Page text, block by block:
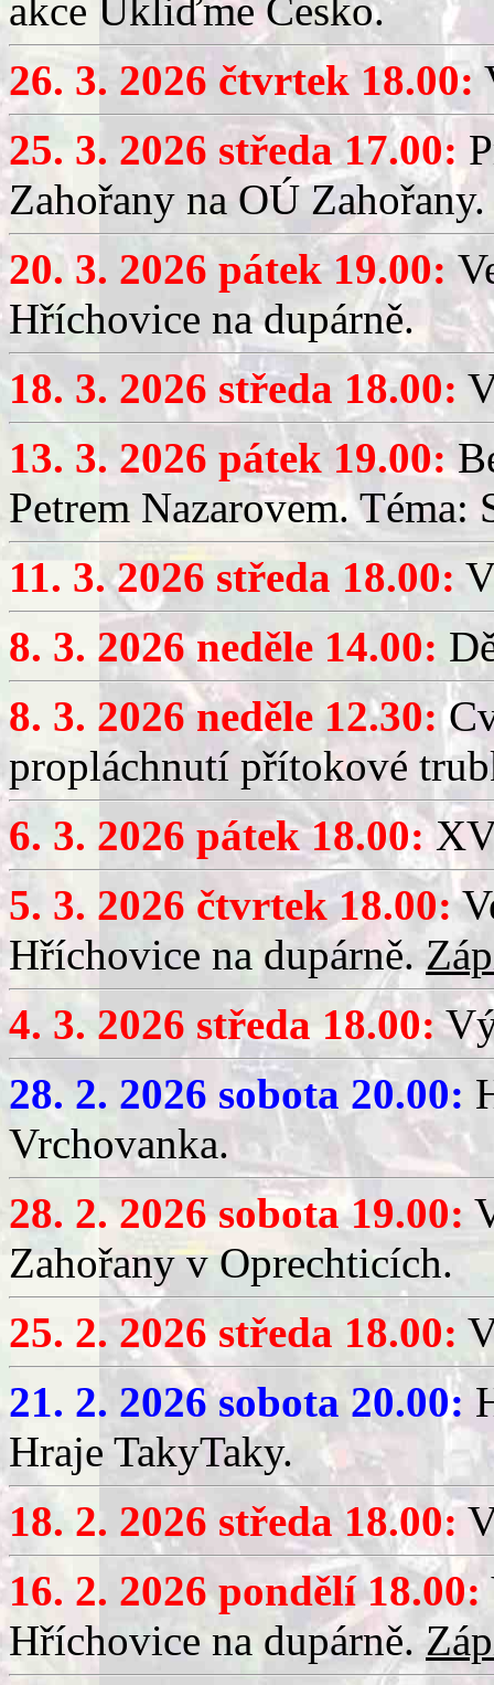
akce Ukliďme Česko.
26. 3. 2026 čtvrtek 18.00:
25. 3. 2026 středa 17.00:
Zahořany na OÚ Zahořany.
20. 3. 2026 pátek 19.00:
Hříchovice na dupárně.
18. 3. 2026 středa 18.00:
13. 3. 2026 pátek 19.00:
Petrem Nazarovem. Téma:
11. 3. 2026 středa 18.00:
8. 3. 2026 neděle 14.00:
8. 3. 2026 neděle 12.30:
propláchnutí přítokové
6. 3. 2026 pátek 18.00:
5. 3. 2026 čtvrtek 18.00:
Hříchovice na dupárně.
4. 3. 2026 středa 18.00:
28. 2. 2026 sobota 20.00:
Vrchovanka.
28. 2. 2026 sobota 19.00:
Zahořany v Oprechticích.
25. 2. 2026 středa 18.00:
21. 2. 2026 sobota 20.00:
Hraje TakyTaky.
18. 2. 2026 středa 18.00:
16. 2. 2026 pondělí 18.00:
Hříchovice na dupárně.